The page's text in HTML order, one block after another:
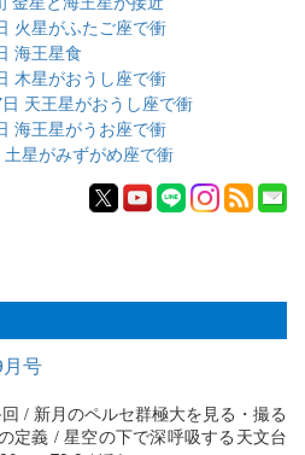
火星がふたご座で衝
海王星食
木星がおうし座で衝
天王星がおうし座で衝
海王星がうお座で衝
星がみずがめ座で衝
号
回 / 新月のペルセ群極大を見る・撮る
定義 / 星空の下で深呼吸する天文台